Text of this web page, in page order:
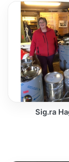
Sig.ra